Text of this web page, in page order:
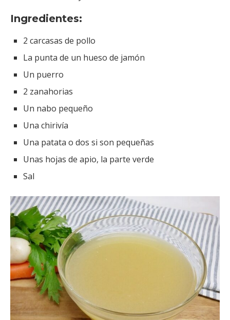
Ingredientes:
2 carcasas de pollo
La punta de un hueso de jamón
Un puerro
2 zanahorias
Un nabo pequeño
Una chirivía
Una patata o dos si son pequeñas
Unas hojas de apio, la parte verde
Sal